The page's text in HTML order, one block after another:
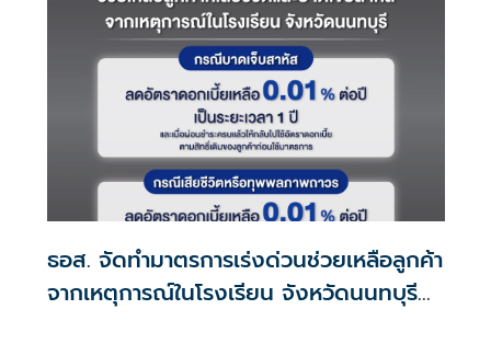
ธอส. จัดทำมาตรการเร่งด่วนช่วยเหลือลูกค้า
จากเหตุการณ์ในโรงเรียน จังหวัดนนทบุรี